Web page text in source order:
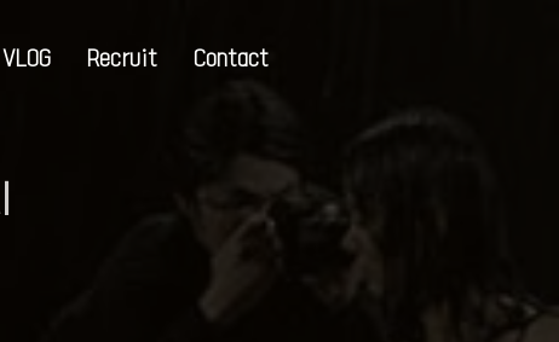
VLOG Recruit Contact